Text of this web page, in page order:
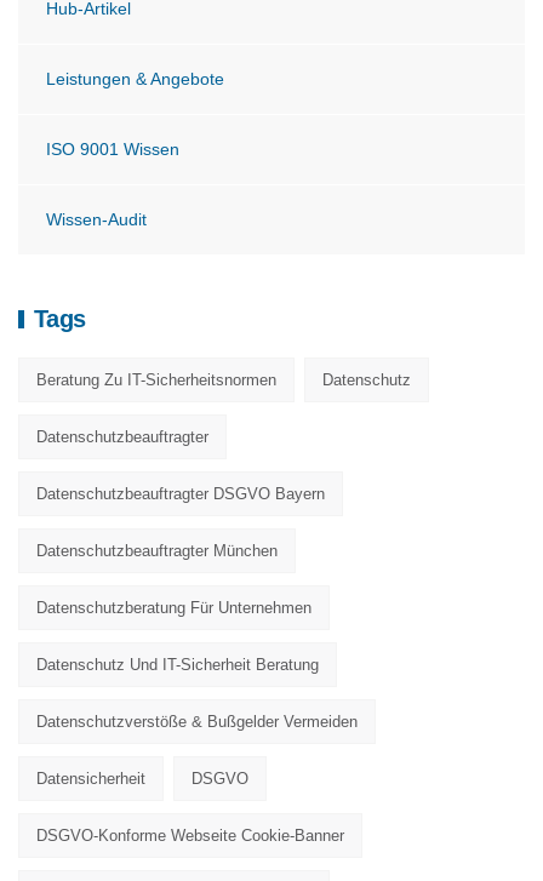
Hub-Artikel
Leistungen & Angebote
ISO 9001 Wissen
Wissen-Audit
Tags
Beratung Zu IT-Sicherheitsnormen Datenschutz
Datenschutzbeauftragter
Datenschutzbeauftragter DSGVO Bayern
Datenschutzbeauftragter München
Datenschutzberatung Für Unternehmen
Datenschutz Und IT-Sicherheit Beratung
Datenschutzverstöße & Bußgelder Vermeiden
Datensicherheit DSGVO
DSGVO-Konforme Webseite Cookie-Banner